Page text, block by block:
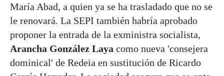
María Abad, a quien ya se ha trasladado que no se
le renovará. La SEPI también habría aprobado
proponer la entrada de la exministra socialista,
Arancha González Laya como nueva 'consejera
dominical' de Redeia en sustitución de Ricardo